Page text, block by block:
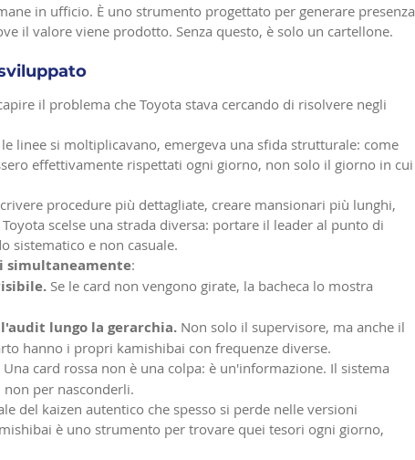
in ufficio. È uno strumento progettato per generare presenza
il valore viene prodotto. Senza questo, è solo un cartellone.
il problema che Toyota stava cercando di risolvere negli
linee si moltiplicavano, emergeva una sfida strutturale: come
effettivamente rispettati ogni giorno, non solo il giorno in cui
procedure più dettagliate, creare mansionari più lunghi,
scelse una strada diversa: portare il leader al punto di
sistematico e non casuale.
simultaneamente:
Se le card non vengono girate, la bacheca lo mostra
lungo la gerarchia. Non solo il supervisore, ma anche il
hanno i propri kamishibai con frequenze diverse.
Una card rossa non è una colpa: è un'informazione. Il sistema
per nasconderli.
del kaizen autentico che spesso si perde nelle versioni
è uno strumento per trovare quei tesori ogni giorno,